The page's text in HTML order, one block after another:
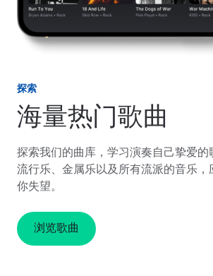
探索
海量热门歌曲
探索我们的曲库，学习演奏自己挚爱的
流行乐、金属乐以及所有流派的音乐，
你失望。
浏览歌曲